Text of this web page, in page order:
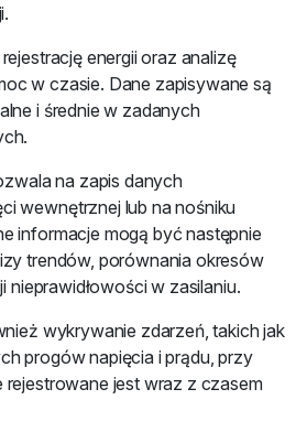
energii oraz analizę
w czasie. Dane zapisywane są
i średnie w zadanych
na zapis danych
wewnętrznej lub na nośniku
informacje mogą być następnie
trendów, porównania okresów
nieprawidłowości w zasilaniu.
wykrywanie zdarzeń, takich jak
progów napięcia i prądu, przy
jest wraz z czasem